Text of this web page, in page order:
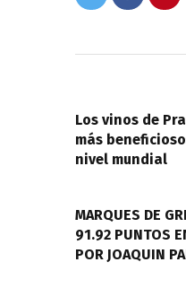
entradas
Los vinos de
más
nivel mundial
MARQUES DE
91.92 PUNTOS
POR JOAQUIN